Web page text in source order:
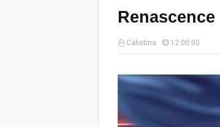
Renascence
Calistina 12:00:00